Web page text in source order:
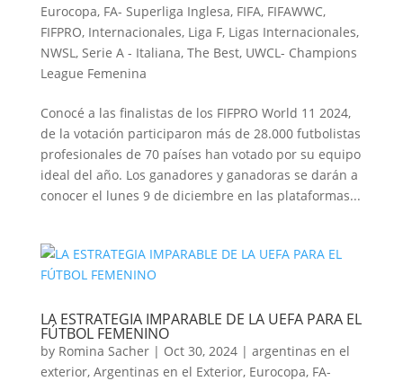
Eurocopa, FA- Superliga Inglesa, FIFA, FIFAWWC,
FIFPRO, Internacionales, Liga F, Ligas Internacionales,
NWSL, Serie A - Italiana, The Best, UWCL- Champions
League Femenina
Conocé a las finalistas de los FIFPRO World 11 2024,
de la votación participaron más de 28.000 futbolistas
profesionales de 70 países han votado por su equipo
ideal del año. Los ganadores y ganadoras se darán a
conocer el lunes 9 de diciembre en las plataformas...
LA ESTRATEGIA IMPARABLE DE LA UEFA PARA EL
FÚTBOL FEMENINO
by Romina Sacher| Oct 30, 2024| argentinas en el
exterior, Argentinas en el Exterior, Eurocopa, FA-